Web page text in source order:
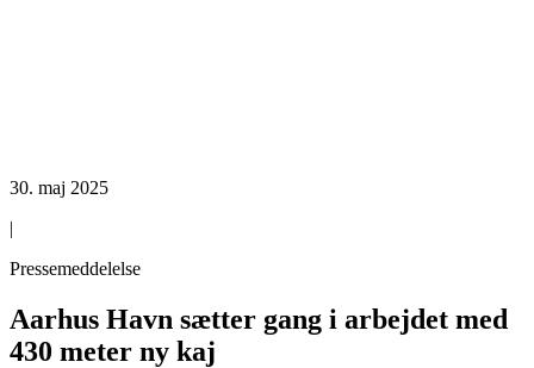
30. maj 2025
|
Pressemeddelelse
Aarhus Havn sætter gang i arbejdet med
430 meter ny kaj